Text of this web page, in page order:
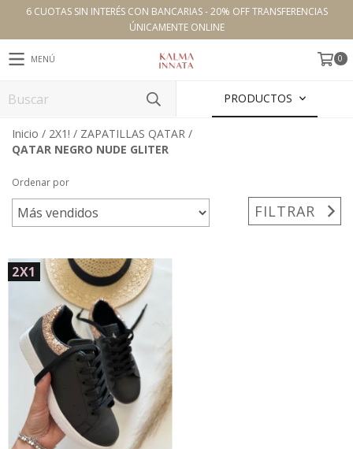
6 CUOTAS SIN INTERÉS CON BANCARIAS - 20% OFF TRANSFERENCIAS
ÚNICAMENTE ONLINE
MENÚ 0
PRODUCTOS
Inicio / 2X1! / ZAPATILLAS QATAR /
QATAR NEGRO NUDE GLITER
Ordenar por
FILTRAR
2X1